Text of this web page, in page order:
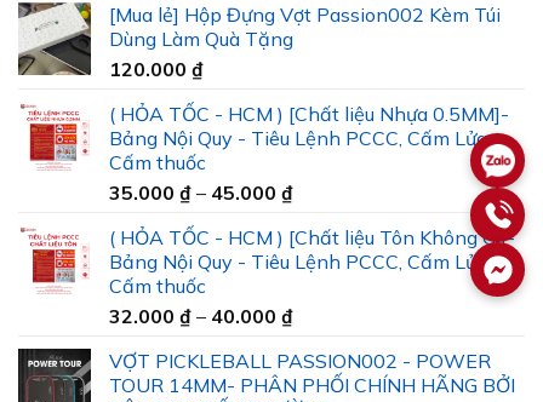
[Mua lẻ] Hộp Đựng Vợt Passion002 Kèm Túi
Dùng Làm Quà Tặng
120.000 ₫
( HỎA TỐC - HCM ) [Chất liệu Nhựa 0.5MM]-
Bảng Nội Quy - Tiêu Lệnh PCCC, Cấm Lửa -
Cấm thuốc
35.000 ₫ – 45.000 ₫Khoảng
từ
35.000 ₫
45.000 ₫
( HỎA TỐC - HCM ) [Chất liệu Tôn Không Gỉ]-
Bảng Nội Quy - Tiêu Lệnh PCCC, Cấm Lửa -
Cấm thuốc
32.000 ₫ – 40.000 ₫Khoảng
từ
32.000 ₫
VỢT PICKLEBALL PASSION002 - POWER
TOUR 14MM- PHÂN PHỐI CHÍNH HÃNG BỞI